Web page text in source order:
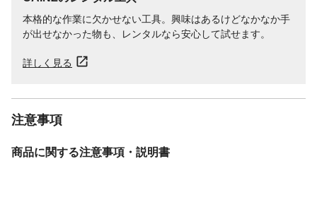
本格的な作業に欠かせない工具。興味はあるけどなかなか手
が出せなかった物も、レンタルなら安心して試せます。
詳しく見る
注意事項
商品に関する注意事項・説明書